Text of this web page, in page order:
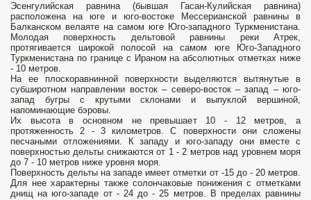
Эсенгулийская равнина (бывшая Гасан-Кулийская равнина)
расположена на юге и юго-востоке Мессерианской равнины в
Балканском велаяте на самом юге Юго-западного Туркменистана.
Молодая поверхность дельтовой равнины реки Атрек,
протягивается широкой полосой на самом юге Юго-Западного
Туркменистана по границе с Ираном на абсолютных отметках ниже
- 10 метров.
На ее плоскоравнинной поверхности выделяются вытянутые в
субширотном направлении восток – северо-восток – запад – юго-
запад бугры с крутыми склонами и выпуклой вершиной,
напоминающие бэровы.
Их высота в основном не превышает 10 - 12 метров, а
протяженность 2 - 3 километров. С поверхности они сложены
песчаными отложениями. К западу и юго-западу они вместе с
поверхностью дельты снижаются от 1 - 2 метров над уровнем моря
до 7 - 10 метров ниже уровня моря.
Поверхность дельты на западе имеет отметки от -15 до - 20 метров.
Для нее характерны также солончаковые понижения с отметками
днищ на юго-западе от - 24 до - 25 метров. В пределах равнины